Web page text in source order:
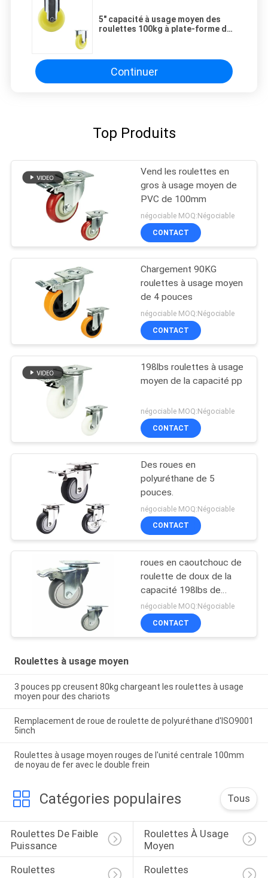
5" capacité à usage moyen des
roulettes 100kg à plate-forme de
Continuer
Top Produits
Vend les roulettes en
gros à usage moyen de
PVC de 100mm
négociable MOQ:Négociable
CONTACT
Chargement 90KG
roulettes à usage moyen
de 4 pouces
négociable MOQ:Négociable
CONTACT
198lbs roulettes à usage
moyen de la capacité pp
négociable MOQ:Négociable
CONTACT
Des roues en
polyuréthane de 5
pouces.
négociable MOQ:Négociable
CONTACT
roues en caoutchouc de
roulette de doux de la
capacité 198lbs de
100mm avec des
couvertures
négociable MOQ:Négociable
CONTACT
Roulettes à usage moyen
3 pouces pp creusent 80kg chargeant les roulettes à usage
moyen pour des chariots
Remplacement de roue de roulette de polyuréthane d'ISO9001
5inch
Roulettes à usage moyen rouges de l'unité centrale 100mm
de noyau de fer avec le double frein
Catégories populaires Tous
Roulettes De Faible
Puissance
Roulettes À Usage
Moyen
Roulettes
Roulettes